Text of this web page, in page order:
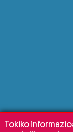
Tokiko